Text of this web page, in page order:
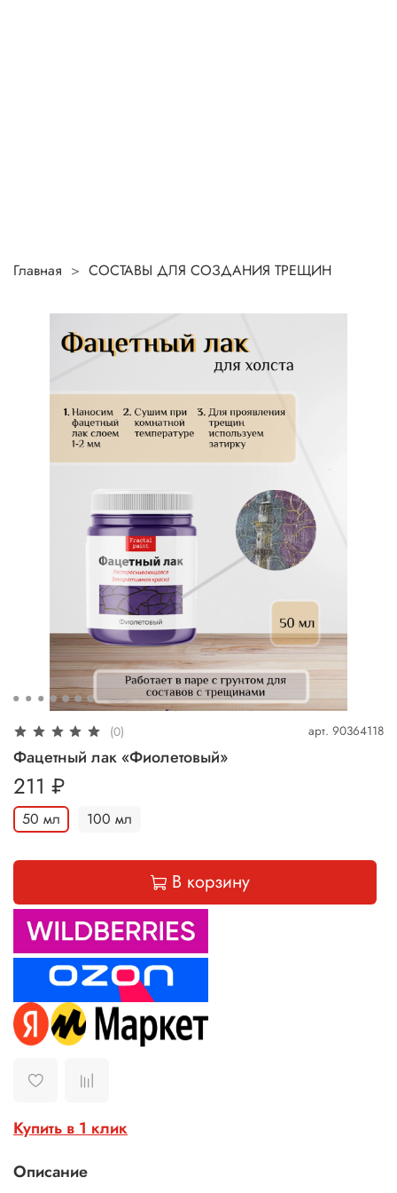
Главная СОСТАВЫ ДЛЯ СОЗДАНИЯ ТРЕЩИН
(0) арт. 90364118
Фацетный лак «Фиолетовый»
211 ₽
50 мл 100 мл
В корзину
Купить в 1 клик
Описание